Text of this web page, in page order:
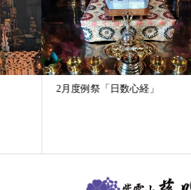
2月度例祭「日数心経」
開